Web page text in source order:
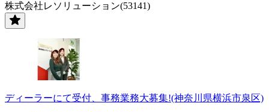
株式会社レソリューション(53141)
ディーラーにて受付、事務業務大募集!(神奈川県横浜市泉区)